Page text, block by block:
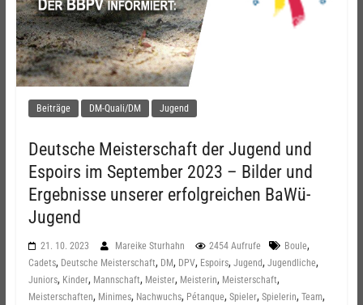
Beiträge DM-Quali/DM Jugend
Deutsche Meisterschaft der Jugend und
Espoirs im September 2023 – Bilder und
Ergebnisse unserer erfolgreichen BaWü-
Jugend
21. 10. 2023 Mareike Sturhahn 2454 Aufrufe Boule,
Cadets, Deutsche Meisterschaft, DM, DPV, Espoirs, Jugend, Jugendliche,
Juniors, Kinder, Mannschaft, Meister, Meisterin, Meisterschaft,
Meisterschaften, Minimes, Nachwuchs, Pétanque, Spieler, Spielerin, Team,